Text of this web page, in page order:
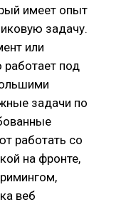
имеет опыт
задачу.
или
работает под
задачи по
работать со
на фронте,
веб